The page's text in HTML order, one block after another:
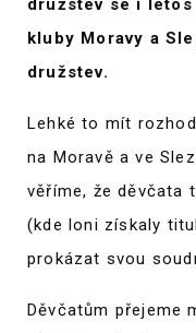
družstev se i
kluby Moravy a
družstev.
Lehké to mít
na Moravě a ve
věříme, že děvčata
(kde loni získaly
prokázat svou
Děvčatům přejeme